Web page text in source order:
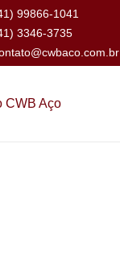
99866-1041
3346-3735